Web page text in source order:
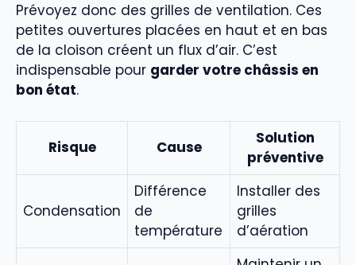
Prévoyez donc des grilles de ventilation. Ces
petites ouvertures placées en haut et en bas
de la cloison créent un flux d’air. C’est
indispensable pour garder votre châssis en
bon état.
Risque Cause
Solution
préventive
Condensation
Différence
de
température
Installer des
grilles
d’aération